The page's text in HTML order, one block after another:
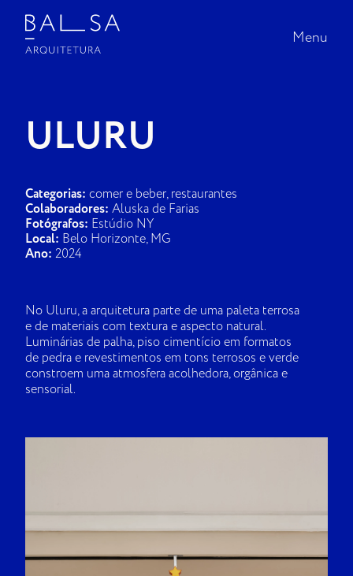
Menu
Menu
PROJETOS
SOBRE A BALSA
NA MÍDIA
CONTATO
ULURU
Categorias: comer e beber, restaurantes
Colaboradores: Aluska de Farias
Fotógrafos: Estúdio NY
Local: Belo Horizonte, MG
Ano: 2024
No Uluru, a arquitetura parte de uma paleta terrosa
e de materiais com textura e aspecto natural.
Luminárias de palha, piso cimentício em formatos
de pedra e revestimentos em tons terrosos e verde
constroem uma atmosfera acolhedora, orgânica e
sensorial.